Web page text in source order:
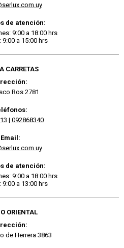
de atención:
9:00 a 18:00 hrs
a 15:00 hrs
CARRETAS
Ros 2781
| 092868340
Email:
de atención:
9:00 a 18:00 hrs
a 13:00 hrs
ORIENTAL
de Herrera 3863